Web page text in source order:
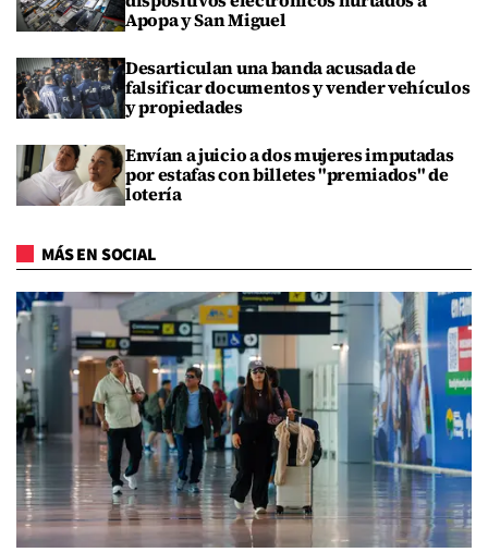
Apopa y San Miguel
Desarticulan una banda acusada de
falsificar documentos y vender vehículos
y propiedades
Envían a juicio a dos mujeres imputadas
por estafas con billetes "premiados" de
lotería
MÁS EN SOCIAL